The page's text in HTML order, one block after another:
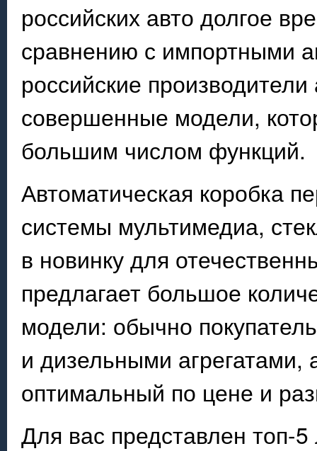
российских авто долгое
сравнению с импортными
российские
совершенные модели,
большим числом функций.
Автоматическая коробка
системы мультимедиа,
в новинку для
предлагает большое
модели: обычно
и дизельными агрегатами,
оптимальный по цене и
Для вас представлен топ-